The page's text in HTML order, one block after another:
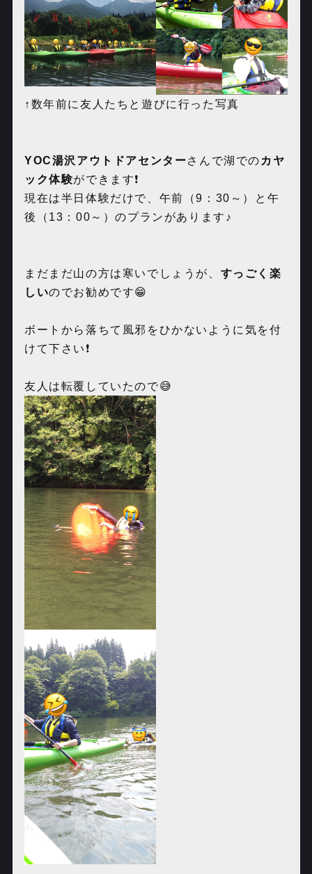
↑数年前に友人たちと遊びに行った写真
YOC湯沢アウトドアセンターさんで湖での カヤ
ック体験ができます❗️
現在は半日体験だけで、午前（9 ： 30 ～）と午
後（ 13 ：00 ～）のプランがあります♪
まだまだ山の方は寒いでしょうが、 すっごく楽
しいのでお勧めです😁
ボートから落ちて風邪をひかないように気を付
けて下さい❗️
友人は転覆していたので😅